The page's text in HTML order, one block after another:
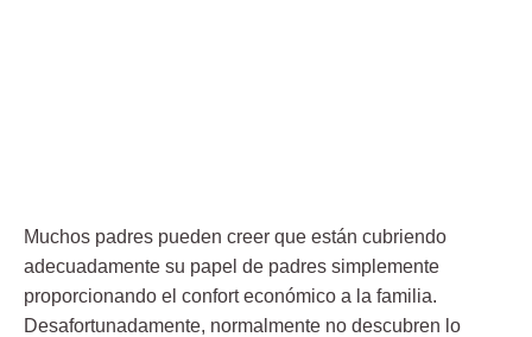
Muchos padres pueden creer que están cubriendo
adecuadamente su papel de padres simplemente
proporcionando el confort económico a la familia.
Desafortunadamente, normalmente no descubren lo